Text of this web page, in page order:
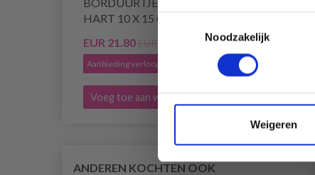
Toestemmingsselectie
Noodzakelijk
Weigeren
HART 10 X 15 CM
EUR 21.80EUR 27.25
Aanbieding verloopt 12/08/2026
Voeg toe aan winkelwagen
ANDEREN KOCHTEN OOK